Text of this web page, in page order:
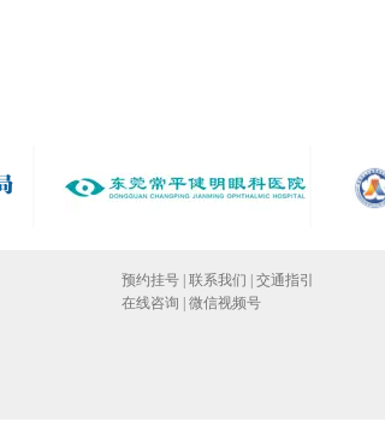
预约挂号| 联系我们 | 交通指引
在线咨询
微信视频号